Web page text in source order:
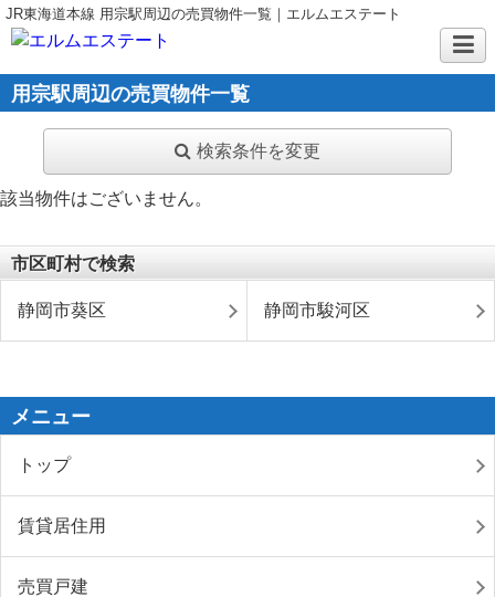
JR東海道本線 用宗駅周辺の売買物件一覧｜エルムエステート
用宗駅周辺の売買物件一覧
検索条件を変更
該当物件はございません。
市区町村で検索
静岡市葵区 静岡市駿河区
メニュー
トップ
賃貸居住用
売買戸建